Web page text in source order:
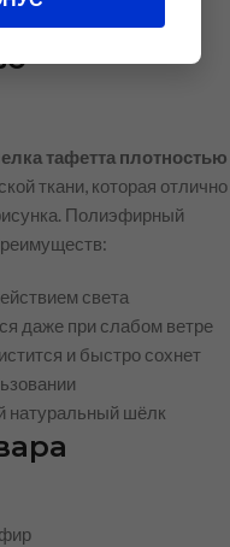
тафетта плотностью
ткани, которая отлично
Полиэфирный
света
даже при слабом ветре
и быстро сохнет
натуральный шёлк